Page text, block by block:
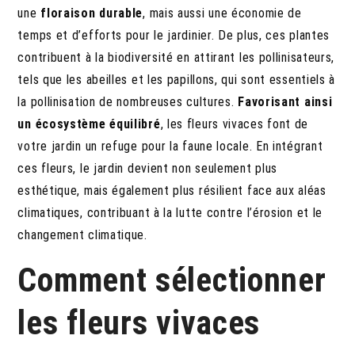
une floraison durable, mais aussi une économie de
temps et d’efforts pour le jardinier. De plus, ces plantes
contribuent à la biodiversité en attirant les pollinisateurs,
tels que les abeilles et les papillons, qui sont essentiels à
la pollinisation de nombreuses cultures. Favorisant ainsi
un écosystème équilibré, les fleurs vivaces font de
votre jardin un refuge pour la faune locale. En intégrant
ces fleurs, le jardin devient non seulement plus
esthétique, mais également plus résilient face aux aléas
climatiques, contribuant à la lutte contre l’érosion et le
changement climatique.
Comment sélectionner
les fleurs vivaces